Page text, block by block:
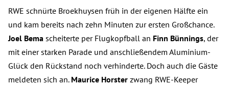
RWE schnürte Broekhuysen früh in der eigenen Hälfte ein
und kam bereits nach zehn Minuten zur ersten Großchance.
Joel Bema scheiterte per Flugkopfball an Finn Bünnings, der
mit einer starken Parade und anschließendem Aluminium-
Glück den Rückstand noch verhinderte. Doch auch die Gäste
meldeten sich an. Maurice Horster zwang RWE-Keeper